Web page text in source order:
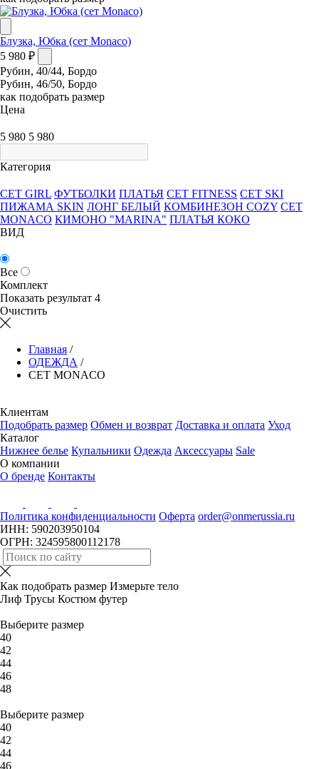
Блузка, Юбка (сет Monaco)
5 980 ₽
Рубин, 40/44, Бордо
Рубин, 46/50, Бордо
как подобрать размер
Цена
5 980 5 980
Категория
СЕТ GIRL ФУТБОЛКИ ПЛАТЬЯ СЕТ FITNESS СЕТ SKI
ПИЖАМА SKIN ЛОНГ БЕЛЫЙ КОМБИНЕЗОН COZY СЕТ
MONACO КИМОНО "MARINA" ПЛАТЬЯ КОКО
ВИД
Все
Комплект
Показать результат 4
Очистить
Главная /
ОДЕЖДА /
СЕТ MONACO
Клиентам
Подобрать размер Обмен и возврат Доставка и оплата Уход
Каталог
Нижнее белье Купальники Одежда Аксессуары Sale
О компании
О бренде Контакты
Политика конфиденциальности Оферта order@onmerussia.ru
ИНН: 590203950104
ОГРН: 324595800112178
Как подобрать размер Измерьте тело
Лиф Трусы Костюм футер
Выберите размер
40
42
44
46
48
Выберите размер
40
42
44
46